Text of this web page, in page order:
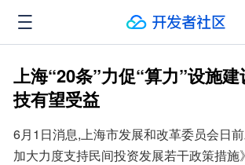
上海“20条”力促“算力”设施
技有望受益
6月1日消息,上海市发展和改革委员会日
加大力度支持民间投资发展若干政策措施